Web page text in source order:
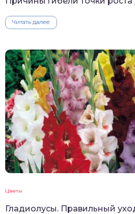
Читать далее
Цветы
Гладиолусы. Правильный